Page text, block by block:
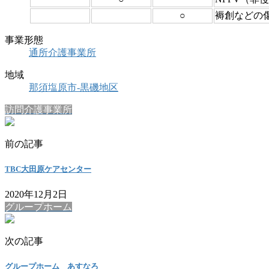
○
褥創などの
事業形態
通所介護事業所
地域
那須塩原市-黒磯地区
訪問介護事業所
前の記事
TBC大田原ケアセンター
2020年12月2日
グループホーム
次の記事
グループホーム あすなろ